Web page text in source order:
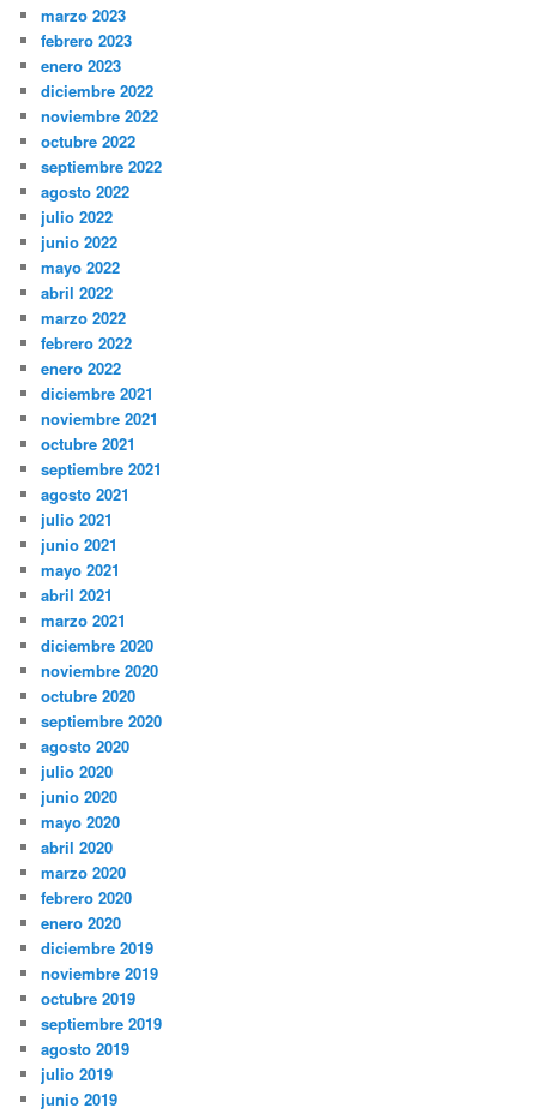
marzo 2023
febrero 2023
enero 2023
diciembre 2022
noviembre 2022
octubre 2022
septiembre 2022
agosto 2022
julio 2022
junio 2022
mayo 2022
abril 2022
marzo 2022
febrero 2022
enero 2022
diciembre 2021
noviembre 2021
octubre 2021
septiembre 2021
agosto 2021
julio 2021
junio 2021
mayo 2021
abril 2021
marzo 2021
diciembre 2020
noviembre 2020
octubre 2020
septiembre 2020
agosto 2020
julio 2020
junio 2020
mayo 2020
abril 2020
marzo 2020
febrero 2020
enero 2020
diciembre 2019
noviembre 2019
octubre 2019
septiembre 2019
agosto 2019
julio 2019
junio 2019